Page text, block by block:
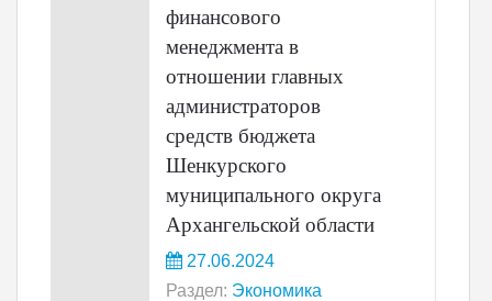
финансового
менеджмента в
отношении главных
администраторов
средств бюджета
Шенкурского
муниципального округа
Архангельской области
27.06.2024
Раздел: Экономика